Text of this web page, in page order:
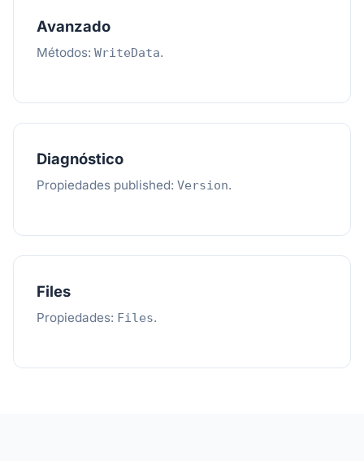
Avanzado
Métodos: WriteData.
Diagnóstico
Propiedades published: Version.
Files
Propiedades: Files.